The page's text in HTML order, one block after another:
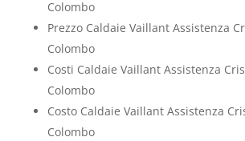
Colombo
Prezzo Caldaie Vaillant Assistenza
Colombo
Costi Caldaie Vaillant Assistenza
Colombo
Costo Caldaie Vaillant Assistenza
Colombo